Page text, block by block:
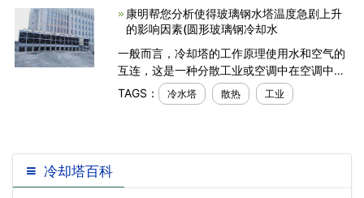
康明帮您分析使得玻璃钢水塔温度急剧上升
的影响因素(圆形玻璃钢冷却水
一般而言，冷却塔的工作原理使用水和空气的
互连，这是一种分散工业或空调中在空调中产
生的废热的设备蒸发的影响。 所使用的方法是
当空气通过空气转弯进入冷却塔时
TAGS： 冷水塔 散热 工业
冷却塔百科